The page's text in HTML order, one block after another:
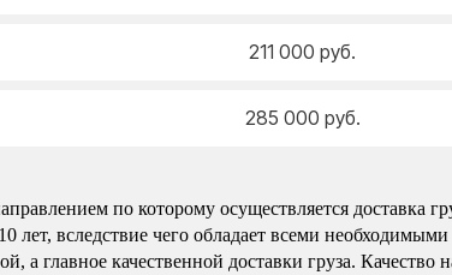
211 000 руб.
285 000 руб.
по которому осуществляется доставка
лет, вследствие чего обладает всеми необходимыми
а главное качественной доставки груза. Качество